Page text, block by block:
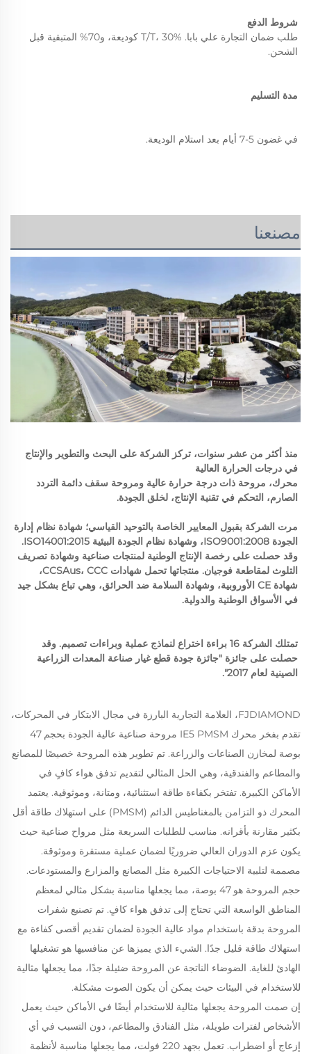
شروط الدفع
الشحن.
مدة التسليم
في غضون 5-7 أيام بعد استلام الوديعة.
مصنعنا
في درجات الحرارة العالية
الصارم، التحكم في تقنية الإنتاج، لخلق الجودة.
في الأسواق الوطنية والدولية.
الصينية لعام 2017".
FJDIAMOND، العلامة التجارية البارزة في مجال الابتكار في المحركات،
تقدم بفخر محرك IE5 PMSM مروحة صناعية عالية الجودة بحجم 47
بوصة لمخازن الصناعات والزراعة. تم تطوير هذه المروحة خصيصًا للمصانع
والمطاعم والفندقية، وهي الحل المثالي لتقديم تدفق هواء كافٍ في
الأماكن الكبيرة. تفتخر بكفاءة طاقة استثنائية، ومتانة، وموثوقية. يعتمد
المحرك ذو التزامن بالمغناطيس الدائم (PMSM) على استهلاك طاقة أقل
بكثير مقارنة بأقرانه. مناسب للطلبات السريعة مثل مرواح صناعية حيث
يكون عزم الدوران العالي ضروريًا لضمان عملية مستقرة وموثوقة.
مصممة لتلبية الاحتياجات الكبيرة مثل المصانع والمزارع والمستودعات.
حجم المروحة هو 47 بوصة، مما يجعلها مناسبة بشكل مثالي لمعظم
المناطق الواسعة التي تحتاج إلى تدفق هواء كافٍ. تم تصنيع شفرات
المروحة بدقة باستخدام مواد عالية الجودة لضمان تقديم أقصى كفاءة مع
استهلاك طاقة قليل جدًا. الشيء الذي يميزها عن منافسيها هو تشغيلها
الهادئ للغاية. الضوضاء الناتجة عن المروحة ضئيلة جدًا، مما يجعلها مثالية
للاستخدام في البيئات حيث يمكن أن يكون الصوت مشكلة.
إن صمت المروحة يجعلها مثالية للاستخدام أيضًا في الأماكن حيث يعمل
الأشخاص لفترات طويلة، مثل الفنادق والمطاعم، دون التسبب في أي
إزعاج أو اضطراب. تعمل بجهد 220 فولت، مما يجعلها مناسبة لأنظمة